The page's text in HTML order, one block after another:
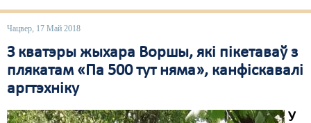
Чацвер, 17 Май 2018
З кватэры жыхара Воршы, які пікетаваў з
плякатам «Па 500 тут няма», канфіскавалі
аргтэхніку
У